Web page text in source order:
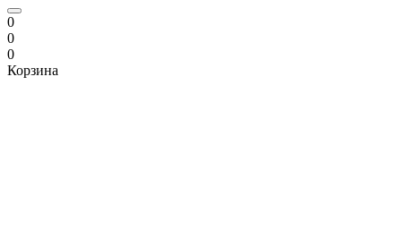
0
0
0
Корзина